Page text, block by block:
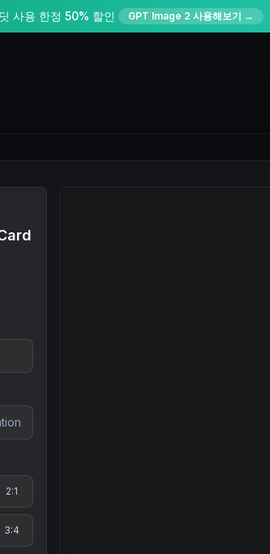
사용 한정 50% 할인 GPT Image 2 사용해보기 →
2:1
3:4